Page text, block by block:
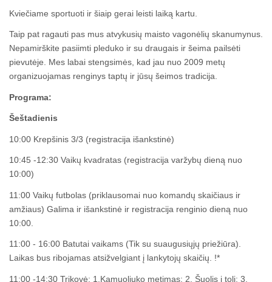
Kviečiame sportuoti ir šiaip gerai leisti laiką kartu.
Taip pat ragauti pas mus atvykusių maisto vagonėlių skanumynus.
Nepamirškite pasiimti pleduko ir su draugais ir šeima pailsėti
pievutėje. Mes labai stengsimės, kad jau nuo 2009 metų
organizuojamas renginys taptų ir jūsų šeimos tradicija.
Programa:
Šeštadienis
10:00 Krepšinis 3/3 (registracija išankstinė)
10:45 -12:30 Vaikų kvadratas (registracija varžybų dieną nuo
10:00)
11:00 Vaikų futbolas (priklausomai nuo komandų skaičiaus ir
amžiaus) Galima ir išankstinė ir registracija renginio dieną nuo
10:00.
11:00 - 16:00 Batutai vaikams (Tik su suaugusiųjų priežiūra).
Laikas bus ribojamas atsižvelgiant į lankytojų skaičių. !*
11:00 -14:30 Trikovė: 1.Kamuoliuko metimas; 2. Šuolis į tolį; 3.